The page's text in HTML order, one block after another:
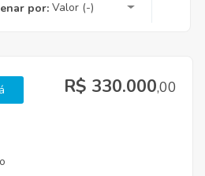
por: Valor (-)
R$ 330.000,00